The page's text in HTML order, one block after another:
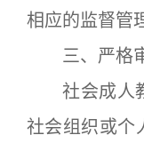
相应的监督管
三、严格
社会成人教
社会组织或个